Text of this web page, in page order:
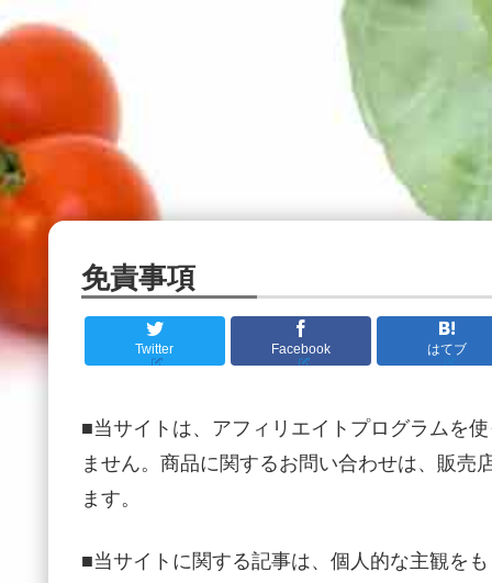
免責事項
Twitter Facebook はてブ
■当サイトは、アフィリエイトプログラムを
ません。商品に関するお問い合わせは、販
ます。
■当サイトに関する記事は、個人的な主観を